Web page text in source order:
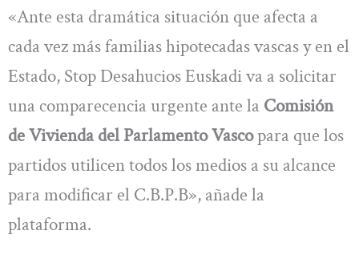
«Ante esta dramática situación que afecta a
cada vez más familias hipotecadas vascas y en el
Estado, Stop Desahucios Euskadi va a solicitar
una comparecencia urgente ante la Comisión
de Vivienda del Parlamento Vascopara que los
partidos utilicen todos los medios a su alcance
para modificar el C.B.P.B», añade la
plataforma.